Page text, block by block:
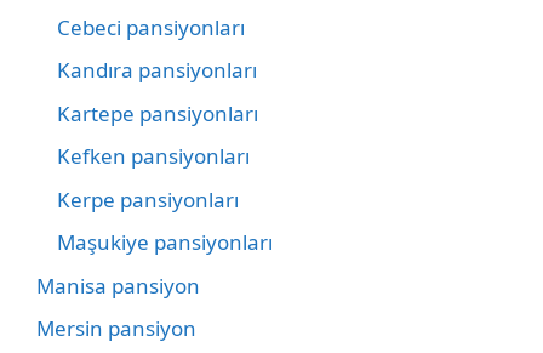
Cebeci pansiyonları
Kandıra pansiyonları
Kartepe pansiyonları
Kefken pansiyonları
Kerpe pansiyonları
Maşukiye pansiyonları
Manisa pansiyon
Mersin pansiyon